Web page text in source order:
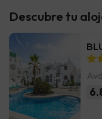
Descubre tu